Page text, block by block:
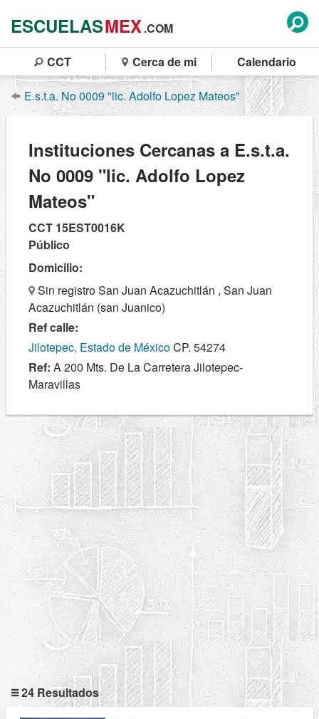
ESCUELASMEX.COM
CCT Cerca de mi Calendario
E.s.t.a. No 0009 "lic. Adolfo Lopez Mateos"
Instituciones Cercanas a E.s.t.a.
No 0009 "lic. Adolfo Lopez
Mateos"
CCT 15EST0016K
Público
Domicilio:
Sin registro San Juan Acazuchitlán , San Juan
Acazuchitlán (san Juanico)
Ref calle:
Jilotepec, Estado de MéxicoCP. 54274
Ref: A 200 Mts. De La Carretera Jilotepec-
Maravillas
24 Resultados